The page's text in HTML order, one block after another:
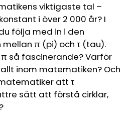
viktigaste tal –
i över 2 000 år? I
följa med in i den
π (pi) och τ (tau).
så fascinerande? Varför
inom matematiken? Och
att τ
sätt att förstå cirklar,